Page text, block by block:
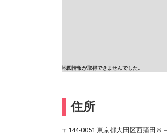
地図情報が取得できませんでした。
住所
〒144-0051 東京都大田区西蒲田８